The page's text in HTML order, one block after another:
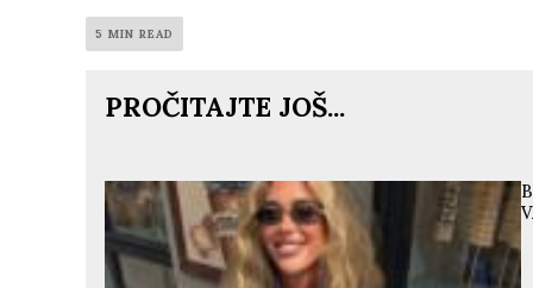
5 MIN READ
PROČITAJTE JOŠ...